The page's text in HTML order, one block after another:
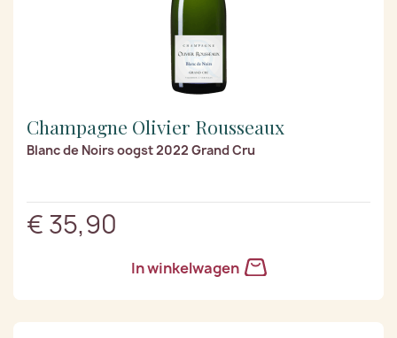
Champagne Olivier Rousseaux
Blanc de Noirs oogst 2022 Grand Cru
€ 35,90
In winkelwagen